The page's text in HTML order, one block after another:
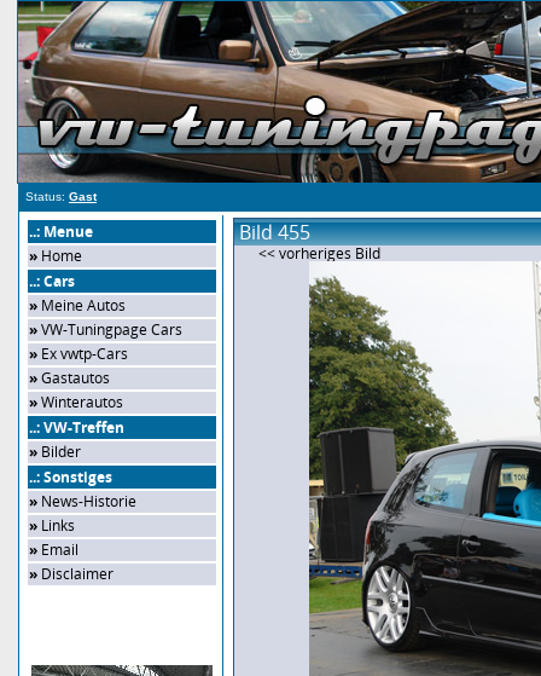
Status: Gast
..: Menue
» Home
..: Cars
» Meine Autos
»VW-Tuningpage Cars
» Ex vwtp-Cars
»Gastautos
»Winterautos
..: VW-Treffen
» Bilder
..: Sonstiges
» News-Historie
» Links
» Email
» Disclaimer
Bild 455
<< vorheriges Bild